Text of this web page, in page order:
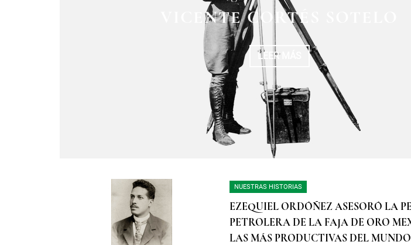
VICENTE CORTÉS SOTELO
LEER MÁS
INSURGENTE MARIANO
LEER MÁS
TORRES
LEER MÁS
NUESTRAS HISTORIAS
EZEQUIEL ORDÓÑEZ ASESORÓ LA
PETROLERA DE LA FAJA DE ORO
LAS MÁS PRODUCTIVAS DEL MUNDO